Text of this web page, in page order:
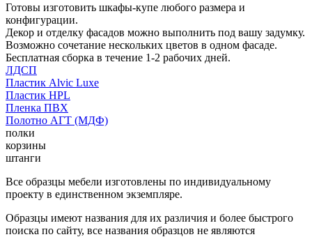
Готовы изготовить шкафы-купе любого размера и
конфигурации.
Декор и отделку фасадов можно выполнить под вашу задумку.
Возможно сочетание нескольких цветов в одном фасаде.
Бесплатная сборка в течение 1-2 рабочих дней.
ЛДСП
Пластик Alvic Luxe
Пластик HPL
Пленка ПВХ
Полотно АГТ (МДФ)
полки
корзины
штанги
Все образцы мебели изготовлены по индивидуальному
проекту в единственном экземпляре.
Образцы имеют названия для их различия и более быстрого
поиска по сайту, все названия образцов не являются